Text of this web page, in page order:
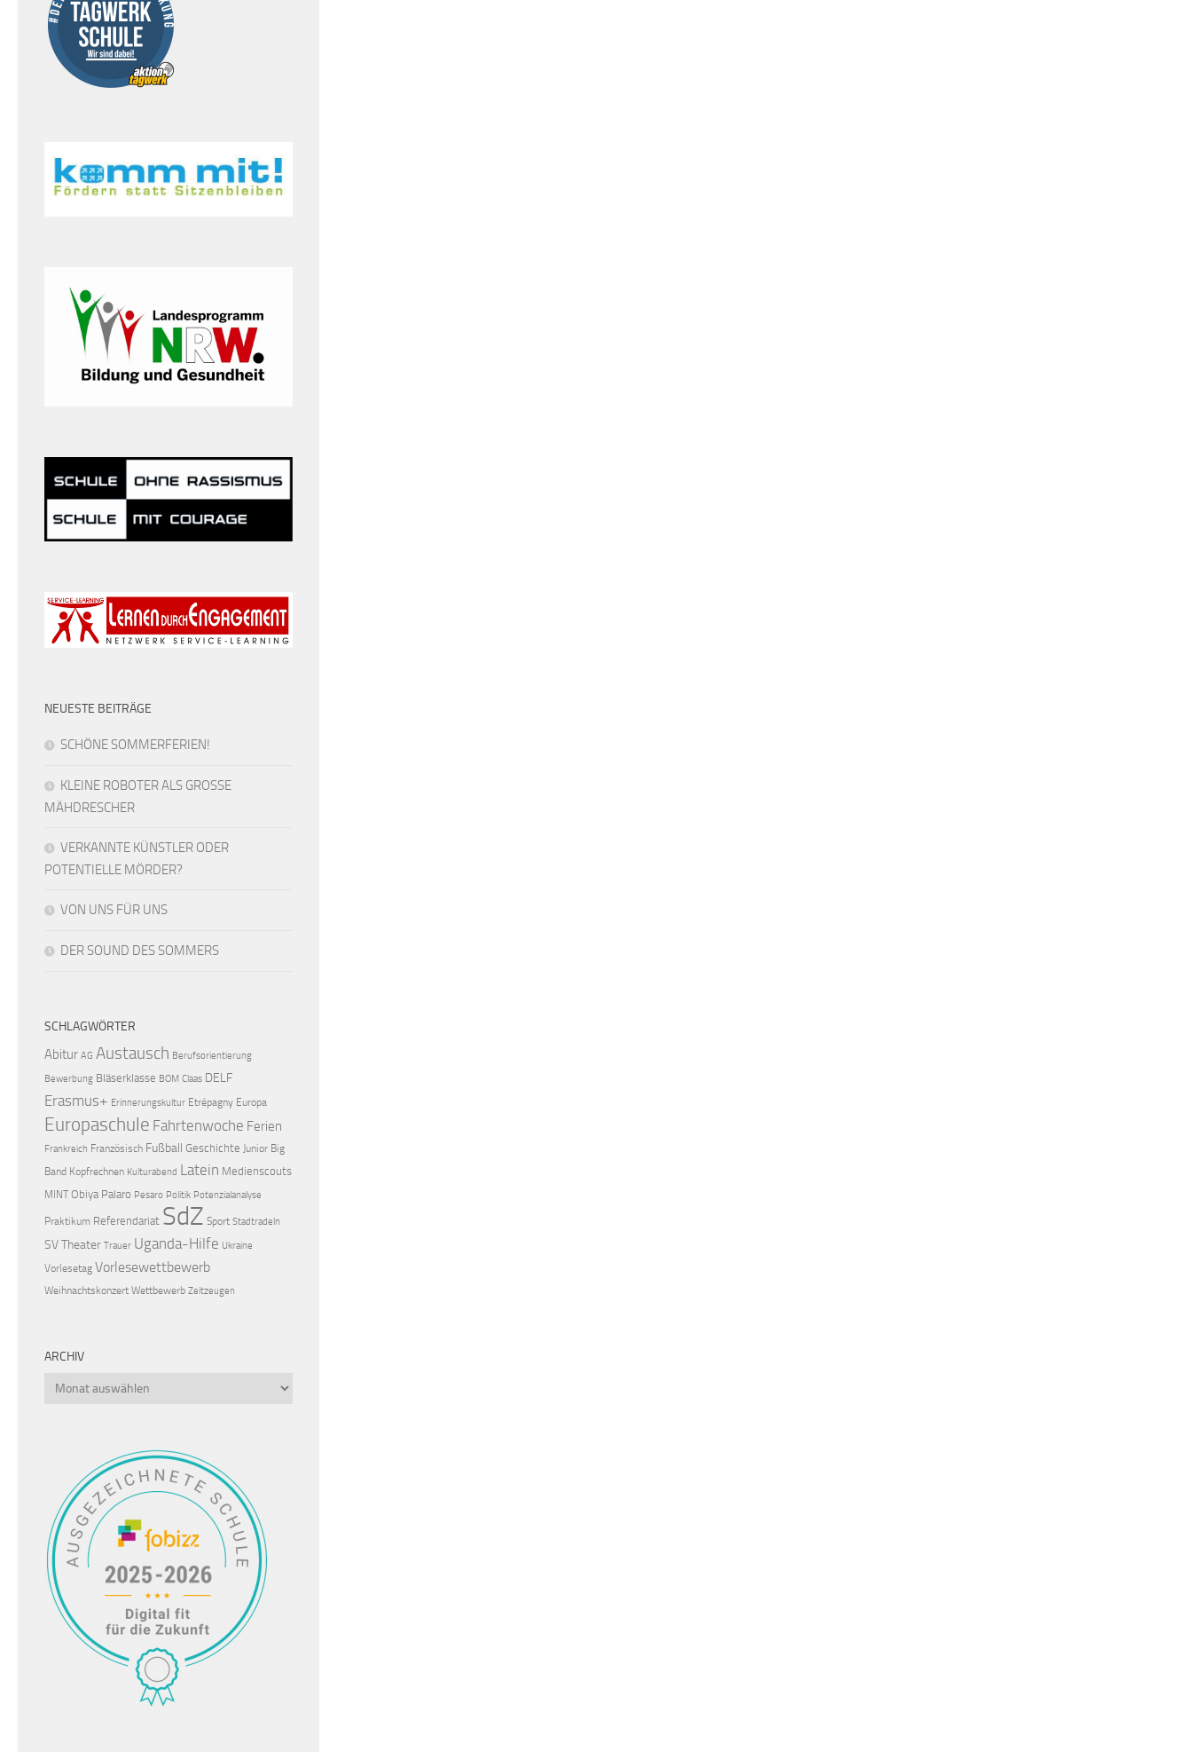
NEUESTE BEITRÄGE
SCHÖNE SOMMERFERIEN!
KLEINE ROBOTER ALS GROSSE
MÄHDRESCHER
VERKANNTE KÜNSTLER ODER
POTENTIELLE MÖRDER?
VON UNS FÜR UNS
DER SOUND DES SOMMERS
SCHLAGWÖRTER
Abitur AG Austausch Berufsorientierung
Bewerbung Bläserklasse BOM Claas DELF
Erasmus+ Erinnerungskultur Etrépagny Europa
Europaschule Fahrtenwoche Ferien
Frankreich Französisch Fußball Geschichte Junior Big
Band Kopfrechnen Kulturabend Latein Medienscouts
MINT Obiya Palaro Pesaro Politik Potenzialanalyse
Praktikum Referendariat SdZ Sport Stadtradeln
SVTheater Trauer Uganda-Hilfe Ukraine
Vorlesetag Vorlesewettbewerb
Weihnachtskonzert Wettbewerb Zeitzeugen
ARCHIV